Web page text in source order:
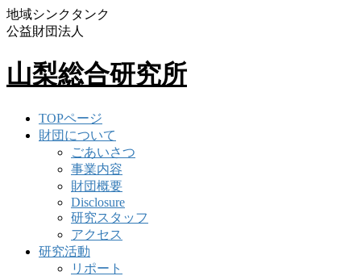
地域シンクタンク
公益財団法人
山梨総合研究所
TOPページ
財団について
ごあいさつ
事業内容
財団概要
Disclosure
研究スタッフ
アクセス
研究活動
リポート